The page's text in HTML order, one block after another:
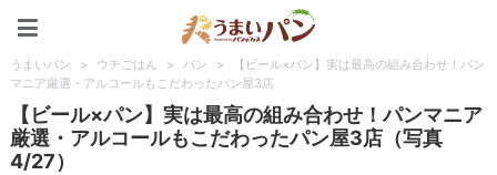
うまいパン > ウチごはん > パン >
【ビール×パン】実は最高の組み合わせ！パン
マニア厳選・アルコールもこだわったパン屋3店
【ビール×パン】実は最高の組み合わせ！パンマニア
厳選・アルコールもこだわったパン屋3店（写真
4/27）